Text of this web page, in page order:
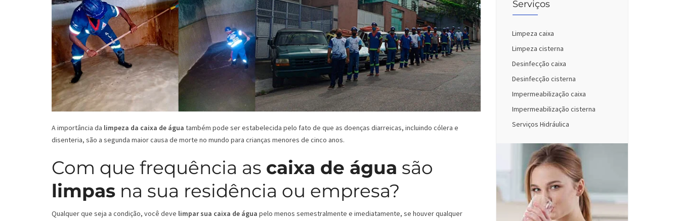
Serviços
Limpeza caixa
Limpeza cisterna
Desinfecção caixa
Desinfecção cisterna
Impermeabilização caixa
Impermeabilização cisterna
Serviços Hidráulica
A importância da limpeza da caixa de água também pode ser estabelecida pelo fato de que as doenças diarreicas, incluindo cólera e
disenteria, são a segunda maior causa de morte no mundo para crianças menores de cinco anos.
Com que frequência as caixa de água são
limpas na sua residência ou empresa?
Qualquer que seja a condição, você deve limpar sua caixa de água pelo menos semestralmente e imediatamente, se houver qualquer